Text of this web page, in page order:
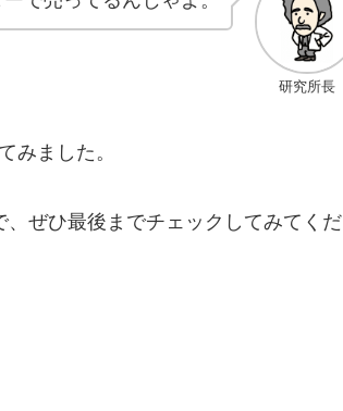
研究所長
みました。
ぜひ最後までチェックしてみてくだ